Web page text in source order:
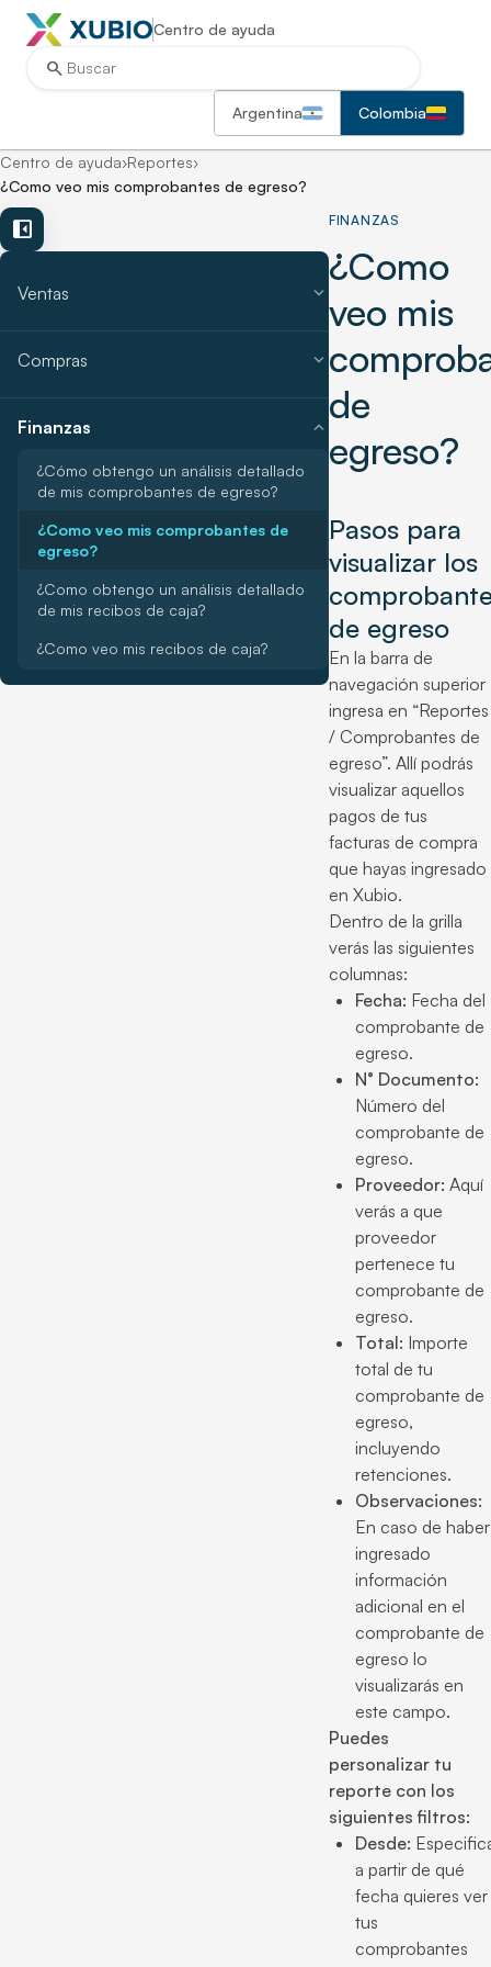
Centro de ayuda
search
Argentina Colombia
Centro de ayuda›Reportes›
¿Como veo mis comprobantes de egreso?
left_panel_close
Ventas expand_more
Compras expand_more
Finanzas expand_more
¿Cómo obtengo un análisis detallado
de mis comprobantes de egreso?
¿Como veo mis comprobantes de
egreso?
¿Como obtengo un análisis detallado
de mis recibos de caja?
¿Como veo mis recibos de caja?
FINANZAS
¿Como
veo mis
de
egreso?
Pasos para
visualizar los
de egreso
En la barra de
navegación superior
ingresa en “Reportes
/ Comprobantes de
egreso”. Allí podrás
visualizar aquellos
pagos de tus
facturas de compra
que hayas ingresado
en Xubio.
Dentro de la grilla
verás las siguientes
columnas:
Fecha: Fecha del
comprobante de
egreso.
N° Documento:
Número del
comprobante de
egreso.
Proveedor: Aquí
verás a que
proveedor
pertenece tu
comprobante de
egreso.
Total: Importe
total de tu
comprobante de
egreso,
incluyendo
retenciones.
Observaciones:
En caso de haber
ingresado
información
adicional en el
comprobante de
egreso lo
visualizarás en
este campo.
Puedes
personalizar tu
reporte con los
siguientes filtros:
Desde:
a partir de qué
fecha quieres ver
tus
comprobantes